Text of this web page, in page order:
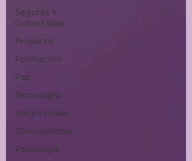
Seguras Y
Conectadas
Proyecto
Formacion
Paz
Tecnología
Voluntariado
Convocatoria
Psicología